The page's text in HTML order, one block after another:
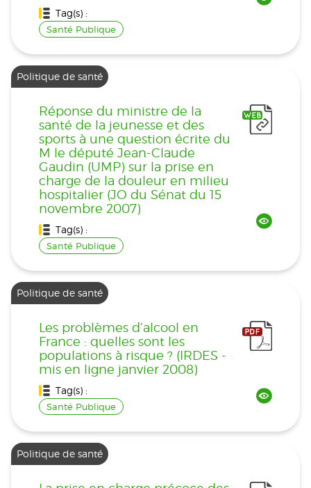
Tag(s) :
Santé Publique
Politique de santé
Réponse du ministre de la
santé de la jeunesse et des
sports à une question écrite du
M le député Jean-Claude
Gaudin (UMP) sur la prise en
charge de la douleur en milieu
hospitalier (JO du Sénat du 15
novembre 2007)
Tag(s) :
Santé Publique
Politique de santé
Les problèmes d’alcool en
France : quelles sont les
populations à risque ? (IRDES -
mis en ligne janvier 2008)
Tag(s) :
Santé Publique
Politique de santé